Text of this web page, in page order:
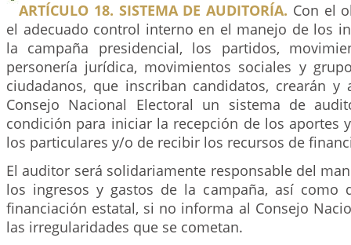
ARTÍCULO 18. SISTEMA DE AUDITORÍA. Con el
el adecuado control interno en el manejo de los
la campaña presidencial, los partidos,
personería jurídica, movimientos sociales y
ciudadanos, que inscriban candidatos, crearán y
Consejo Nacional Electoral un sistema de
condición para iniciar la recepción de los aportes
los particulares y/o de recibir los recursos de
El auditor será solidariamente responsable del
los ingresos y gastos de la campaña, así como
financiación estatal, si no informa al Consejo
las irregularidades que se cometan.